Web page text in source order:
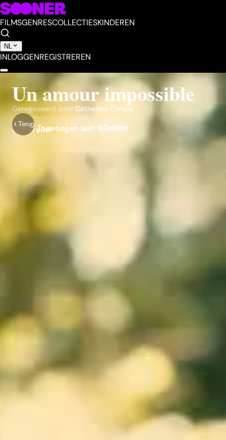
FILMSGENRESCOLLECTIESKINDEREN
NL
INLOGGENREGISTREREN
Terug
Un amour impossible
Geregisseerd door Catherine Corsini
Trailer
Toevoegen aan mijn lijst
Delen